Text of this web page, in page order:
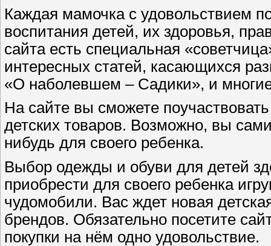
Каждая мамочка с удовольствием
воспитания детей, их здоровья,
сайта есть специальная
интересных статей, касающихся
«О наболевшем – Садики», и
На сайте вы сможете
детских товаров. Возможно, вы
нибудь для своего ребенка.
Выбор одежды и обуви для детей
приобрести для своего ребенка
чудомобили. Вас ждет новая
брендов. Обязательно посетите
покупки на нём одно удовольствие.